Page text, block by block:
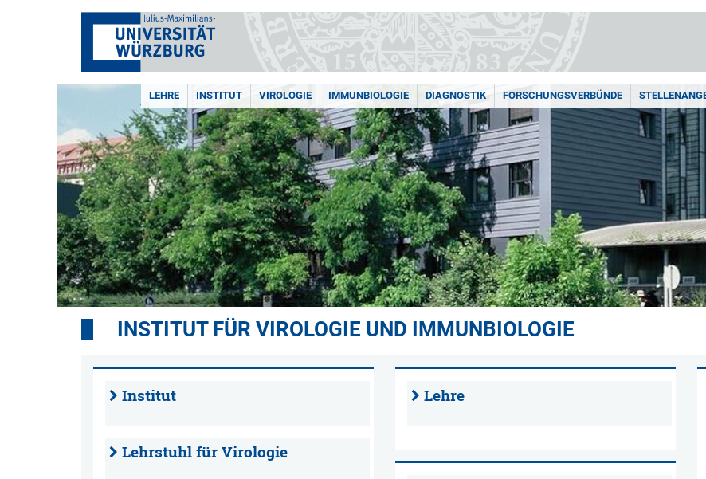
LEHRE INSTITUT VIROLOGIE IMMUNBIOLOGIE DIAGNOSTIK FORSCHUNGSVERBÜNDE
INSTITUT FÜR VIROLOGIE UND IMMUNBIOLOGIE
Institut
Lehrstuhl für Virologie
Lehre